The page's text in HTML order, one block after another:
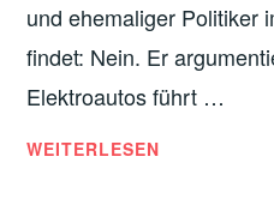
und ehemaliger Politiker
findet: Nein. Er
Elektroautos führt …
VERKEHRSWENDE
WEITERLESEN